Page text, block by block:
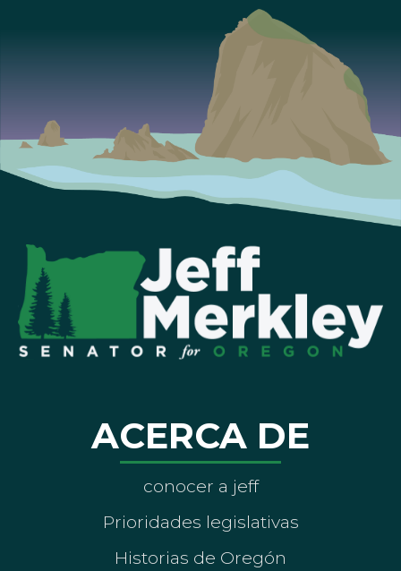
ACERCA DE
conocer a jeff
Prioridades legislativas
Historias de Oregón